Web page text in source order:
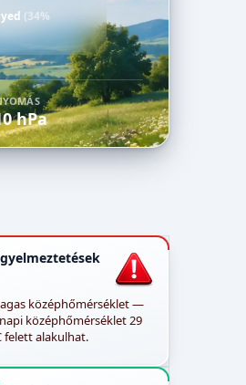
(34%
hPa
középhőmérséklet —
középhőmérséklet 29
felett alakulhat.